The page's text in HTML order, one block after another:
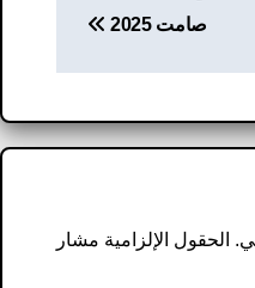
صامت 2025
الحقول الإلزامية مشار